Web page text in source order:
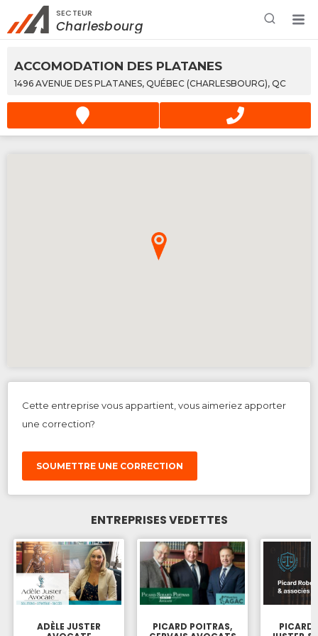
Rechercher à proximité - Entreprise / Rabais /
Services
SECTEUR
Charlesbourg
ACCOMODATION DES PLATANES
1496 AVENUE DES PLATANES, QUÉBEC (CHARLESBOURG), QC
Cette entreprise vous appartient, vous aimeriez apporter
une correction?
SOUMETTRE UNE CORRECTION
ENTREPRISES VEDETTES
ADÈLE JUSTER
PICARD POITRAS,
PICARD